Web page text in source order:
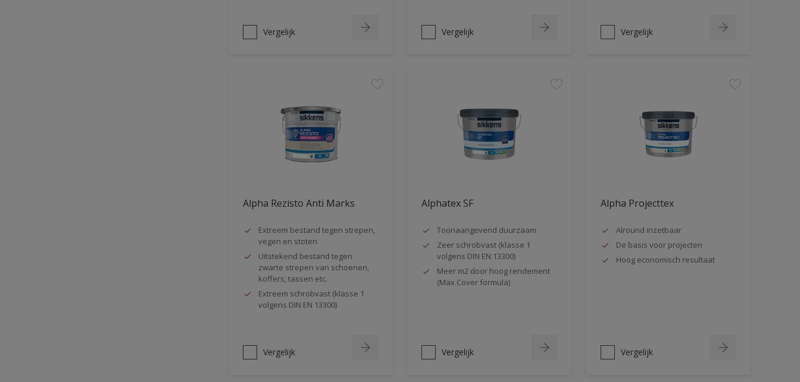
Vergelijk Vergelijk Vergelijk
Alpha Rezisto Anti Marks
Extreem bestand tegen strepen,
vegen en stoten
Uitstekend bestand tegen
zwarte strepen van schoenen,
koffers, tassen etc.
Extreem schrobvast (klasse 1
volgens DIN EN 13300)
Vergelijk
Alphatex SF
Toonaangevend duurzaam
Zeer schrobvast (klasse 1
volgens DIN EN 13300)
Meer m2 door hoog rendement
(Max Cover formula)
Vergelijk
Alpha Projecttex
Alround inzetbaar
De basis voor projecten
Hoog economisch resultaat
Vergelijk